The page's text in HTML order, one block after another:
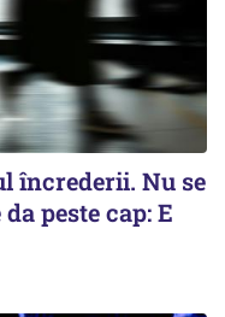
încrederii. Nu se
peste cap: E